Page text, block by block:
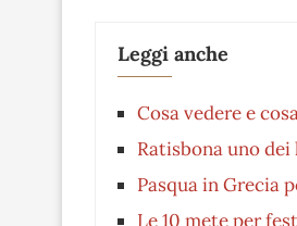
Leggi anche
Cosa vedere e
Ratisbona uno
Pasqua in Grecia
Le 10 mete per